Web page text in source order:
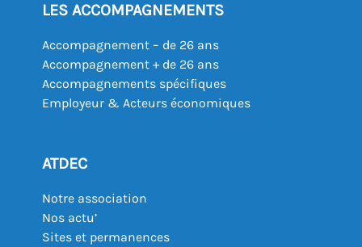
LES ACCOMPAGNEMENTS
Accompagnement – de 26 ans
Accompagnement + de 26 ans
Accompagnements spécifiques
Employeur & Acteurs économiques
ATDEC
Notre association
Nos actu’
Sites et permanences